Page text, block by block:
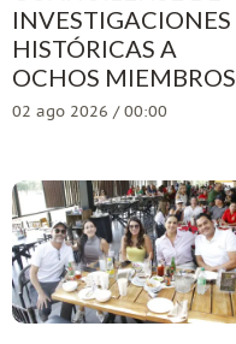
INVESTIGACIONES
HISTÓRICAS A
OCHOS MIEMBROS
02 ago 2026 / 00:00